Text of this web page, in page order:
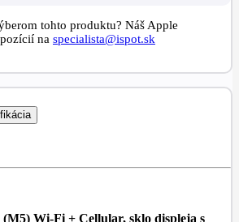
tohto produktu? Náš Apple
na specialista@ispot.sk
Wi-Fi + Cellular, sklo displeja s